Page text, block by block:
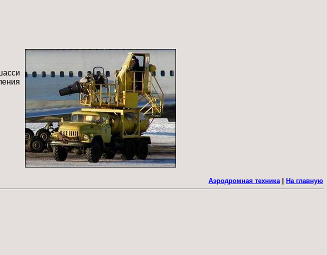
Аэродромная техника| На главную